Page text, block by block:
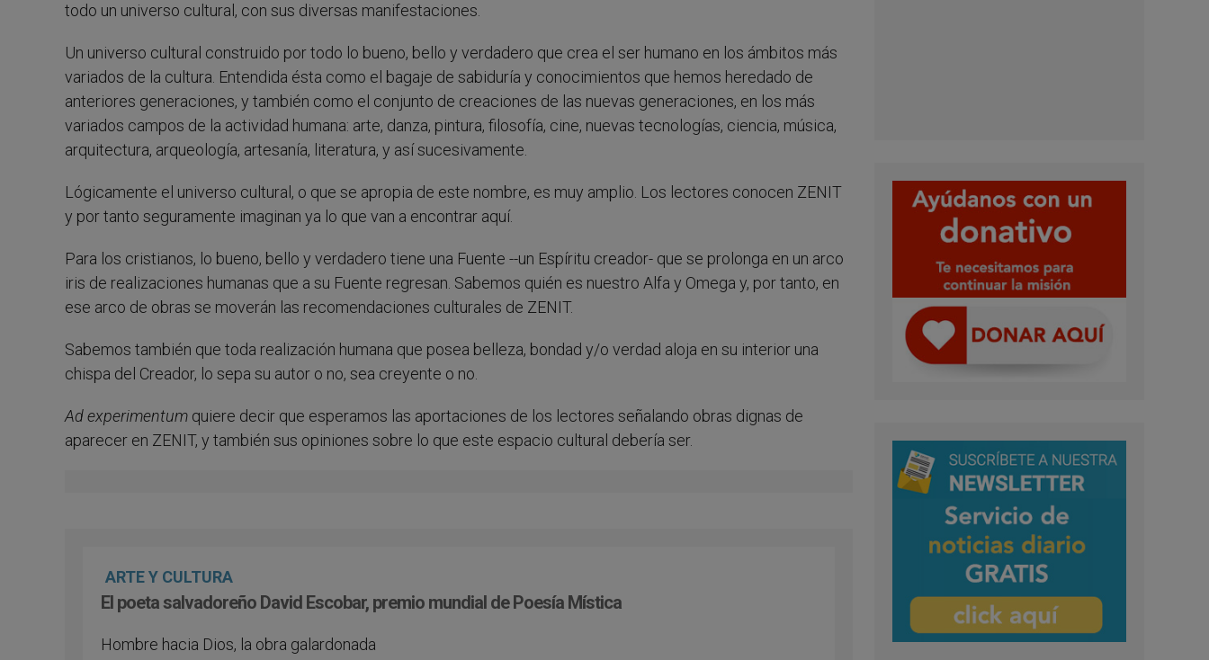
todo un universo cultural, con sus diversas manifestaciones.
Un universo cultural construido por todo lo bueno, bello y verdadero que crea el ser humano en los ámbitos más
variados de la cultura. Entendida ésta como el bagaje de sabiduría y conocimientos que hemos heredado de
anteriores generaciones, y también como el conjunto de creaciones de las nuevas generaciones, en los más
variados campos de la actividad humana: arte, danza, pintura, filosofía, cine, nuevas tecnologías, ciencia, música,
arquitectura, arqueología, artesanía, literatura, y así sucesivamente.
Lógicamente el universo cultural, o que se apropia de este nombre, es muy amplio. Los lectores conocen ZENIT
y por tanto seguramente imaginan ya lo que van a encontrar aquí.
Para los cristianos, lo bueno, bello y verdadero tiene una Fuente --un Espíritu creador- que se prolonga en un arco
iris de realizaciones humanas que a su Fuente regresan. Sabemos quién es nuestro Alfa y Omega y, por tanto, en
ese arco de obras se moverán las recomendaciones culturales de ZENIT.
Sabemos también que toda realización humana que posea belleza, bondad y/o verdad aloja en su interior una
chispa del Creador, lo sepa su autor o no, sea creyente o no.
Ad experimentum quiere decir que esperamos las aportaciones de los lectores señalando obras dignas de
aparecer en ZENIT, y también sus opiniones sobre lo que este espacio cultural debería ser.
ARTE Y CULTURA
El poeta salvadoreño David Escobar, premio mundial de Poesía Mística
Hombre hacia Dios, la obra galardonada